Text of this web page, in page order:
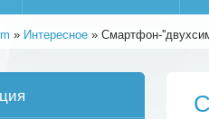
» Интересное » Смартфон-